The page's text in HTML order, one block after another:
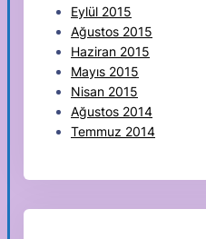
Eylül 2015
Ağustos 2015
Haziran 2015
Mayıs 2015
Nisan 2015
Ağustos 2014
Temmuz 2014